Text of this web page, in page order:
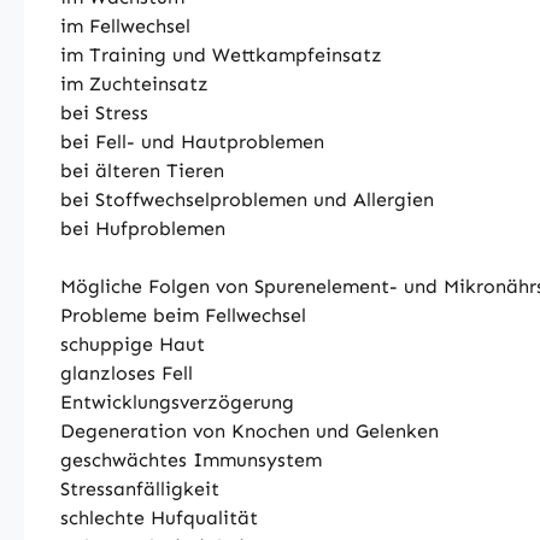
im Fellwechsel
im Training und Wettkampfeinsatz
im Zuchteinsatz
bei Stress
bei Fell- und Hautproblemen
bei älteren Tieren
bei Stoffwechselproblemen und Allergien
bei Hufproblemen
Mögliche Folgen von Spurenelement- und
Probleme beim Fellwechsel
schuppige Haut
glanzloses Fell
Entwicklungsverzögerung
Degeneration von Knochen und Gelenken
geschwächtes Immunsystem
Stressanfälligkeit
schlechte Hufqualität